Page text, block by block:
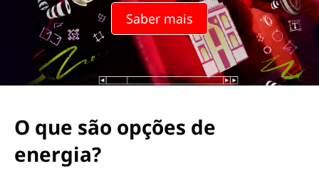
Saber mais
O que são opções de
energia?